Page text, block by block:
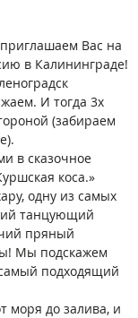
Вас на
в Калининграде!
И тогда 3х
(забираем
в сказочное
коса.»
одну из самых
танцующий
пряный
Мы подскажем
самый подходящий
моря до залива, и